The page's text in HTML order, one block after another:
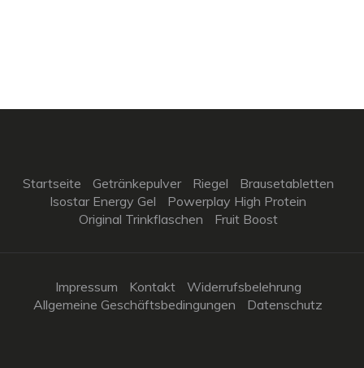
Startseite Getränkepulver Riegel
Brausetabletten
Isostar Energy Gel
Powerplay High Protein
Original Trinkflaschen
Fruit Boost
Impressum Kontakt
Widerrufsbelehrung
Allgemeine Geschäftsbedingungen
Datenschutz